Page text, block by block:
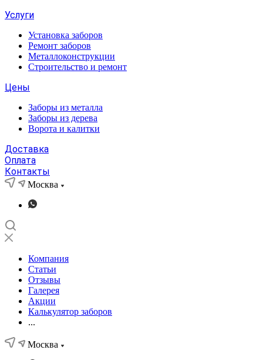
Услуги
Установка заборов
Ремонт заборов
Металлоконструкции
Строительство и ремонт
Цены
Заборы из металла
Заборы из дерева
Ворота и калитки
Доставка
Оплата
Контакты
Москва
Компания
Статьи
Отзывы
Галерея
Акции
Калькулятор заборов
...
Москва